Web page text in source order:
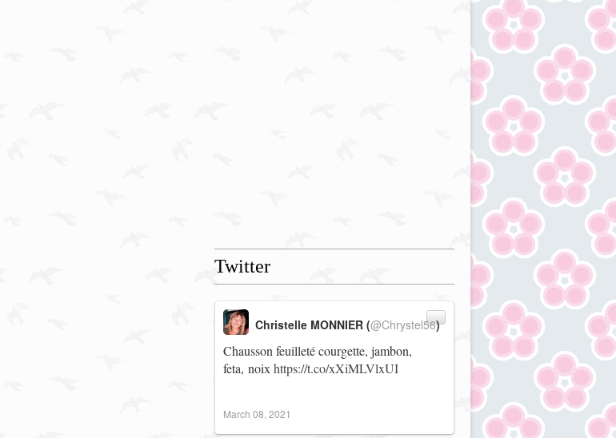
Twitter
Chausson feuilleté courgette, jambon,
feta, noix https://t.co/xXiMLVlxUI
Christelle MONNIER (@Chrystel56)
March 08, 2021